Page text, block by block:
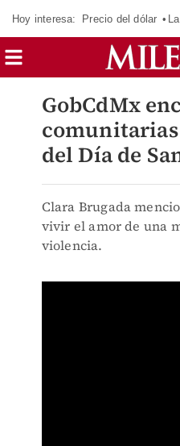
Hoy interesa: Precio del dólar
GobCdMx
del Día de
Clara Brugada
vivir el amor de una
violencia.